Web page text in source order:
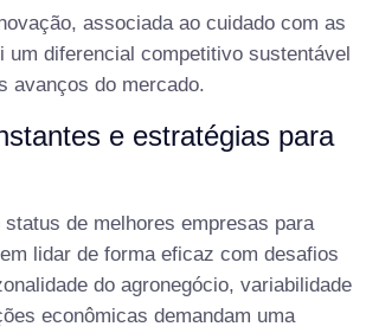
associada ao cuidado com as
um diferencial competitivo sustentável
avanços do mercado.
e estratégias para
status de melhores empresas para
lidar de forma eficaz com desafios
do agronegócio, variabilidade
econômicas demandam uma